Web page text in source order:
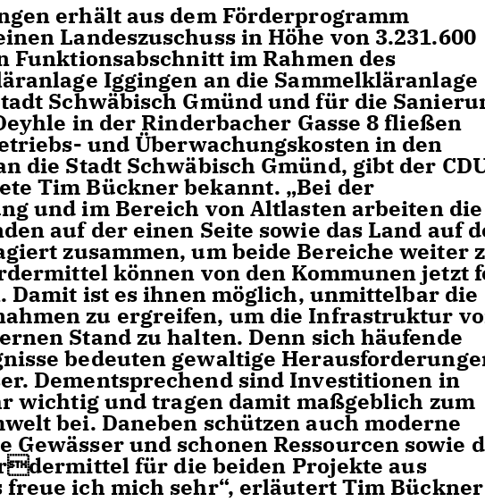
erhält aus dem Förderprogramm
Landeszuschuss in Höhe von 3.231.600
Funktionsabschnitt im Rahmen des
Iggingen an die Sammelkläranlage
Schwäbisch Gmünd und für die
in der Rinderbacher Gasse 8 fließen
und Überwachungskosten in den
die Stadt Schwäbisch Gmünd, gibt der
Tim Bückner bekannt. „Bei der
und im Bereich von Altlasten arbeiten die
auf der einen Seite sowie das Land auf
zusammen, um beide Bereiche weiter
können von den Kommunen jetzt
Damit ist es ihnen möglich, unmittelbar die
zu ergreifen, um die Infrastruktur
Stand zu halten. Denn sich häufende
bedeuten gewaltige
Dementsprechend sind Investitionen in
wichtig und tragen damit maßgeblich zum
bei. Daneben schützen auch moderne
Gewässer und schonen Ressourcen sowie
für die beiden Projekte aus
ich mich sehr“, erläutert Tim Bückner